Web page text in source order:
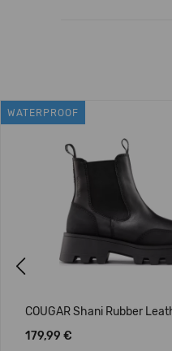
WATERPROOF
COUGAR Shani Rubber
179,99 €